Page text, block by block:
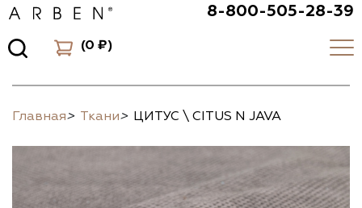
8-800-505-28-39
(0 ₽)
Главная> Ткани> ЦИТУС \ CITUS N JAVA